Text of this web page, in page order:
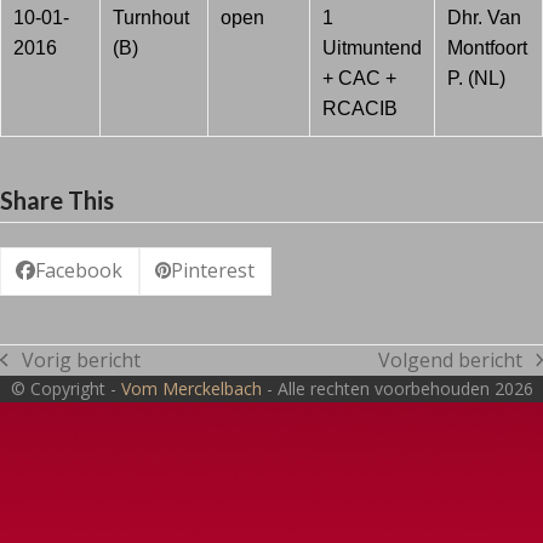
10-01-
2016
Turnhout
(B)
open
1
Uitmuntend
+ CAC +
RCACIB
Dhr. Van
Montfoort
P. (NL)
Share This
Facebook Pinterest
previous
post:
Vorig bericht
next
post:
Volgend bericht
© Copyright - Vom Merckelbach - Alle rechten voorbehouden 2026